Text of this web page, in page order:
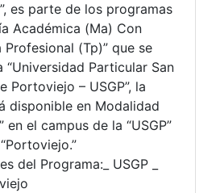
es parte de los programas
Académica (Ma) Con
(Tp)” que se
“Universidad Particular San
Portoviejo – USGP”, la
disponible en Modalidad
en el campus de la “USGP”
del Programa:_ USGP _